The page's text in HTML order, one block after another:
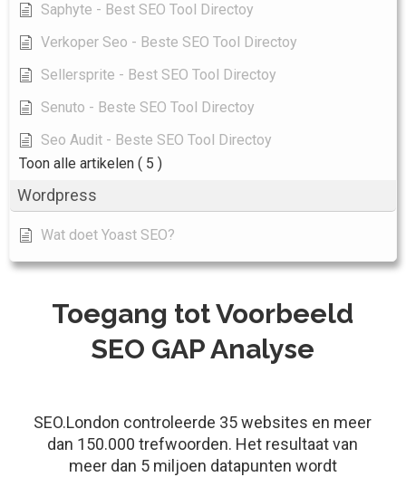
Saphyte - Best SEO Tool Directoy
Verkoper Seo - Beste SEO Tool Directoy
Sellersprite - Best SEO Tool Directoy
Senuto - Beste SEO Tool Directoy
Seo Audit - Beste SEO Tool Directoy
Toon alle artikelen ( 5 )
Wordpress
Wat doet Yoast SEO?
Toegang tot Voorbeeld
SEO GAP Analyse
SEO.London controleerde 35 websites en meer
dan 150.000 trefwoorden. Het resultaat van
meer dan 5 miljoen datapunten wordt